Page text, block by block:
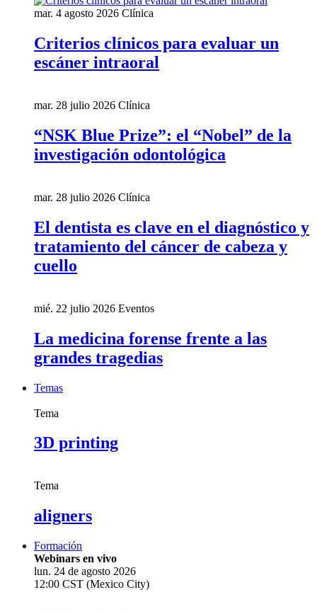
mar. 4 agosto 2026 Clínica
Criterios clínicos para evaluar un
escáner intraoral
mar. 28 julio 2026 Clínica
“NSK Blue Prize”: el “Nobel” de la
investigación odontológica
mar. 28 julio 2026 Clínica
El dentista es clave en el diagnóstico y
tratamiento del cáncer de cabeza y
cuello
mié. 22 julio 2026 Eventos
La medicina forense frente a las
grandes tragedias
Temas
Tema
3D printing
Tema
aligners
Formación
Webinars en vivo
lun. 24 de agosto 2026
12:00 CST (Mexico City)